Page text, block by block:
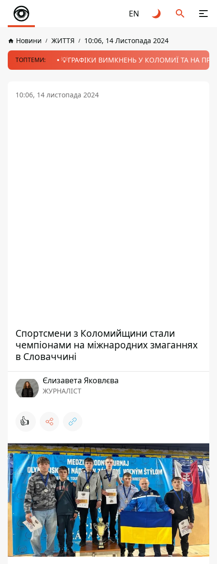
EN
Новини ЖИТТЯ 10:06, 14 Листопада 2024
ТОПТЕМИ: 💡ГРАФІКИ ВИМКНЕНЬ У КОЛОМИЇ ТА НА
10:06, 14 листопада 2024
Спортсмени з Коломийщини стали
чемпіонами на міжнародних змаганнях
в Словаччині
Єлизавета Яковлєва
ЖУРНАЛІСТ
👍